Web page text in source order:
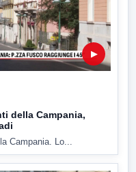
▶
della Campania,
Campania. Lo...